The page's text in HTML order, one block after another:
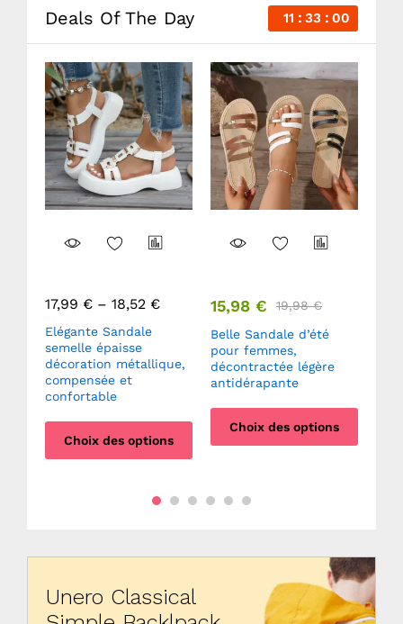
Deals Of The Day 11 33 00
17,99 € – 18,52 €
Elégante Sandale
semelle épaisse
décoration métallique,
compensée et
confortable
Choix des options
15,98 € 19,98€
Belle Sandale d’été
pour femmes,
décontractée légère
antidérapante
Choix des options
Unero Classical